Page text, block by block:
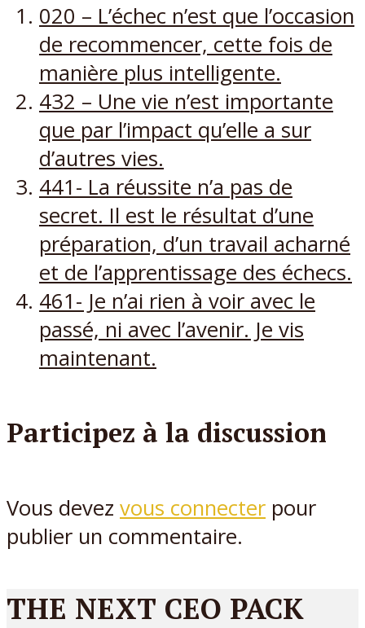
020 – L’échec n’est que l’occasion
de recommencer, cette fois de
manière plus intelligente.
432 – Une vie n’est importante
que par l’impact qu’elle a sur
d’autres vies.
441- La réussite n’a pas de
secret. Il est le résultat d’une
préparation, d’un travail acharné
et de l’apprentissage des échecs.
461- Je n’ai rien à voir avec le
passé, ni avec l’avenir. Je vis
maintenant.
Participez à la discussion
Vous devez vous connecter pour
publier un commentaire.
THE NEXT CEO PACK